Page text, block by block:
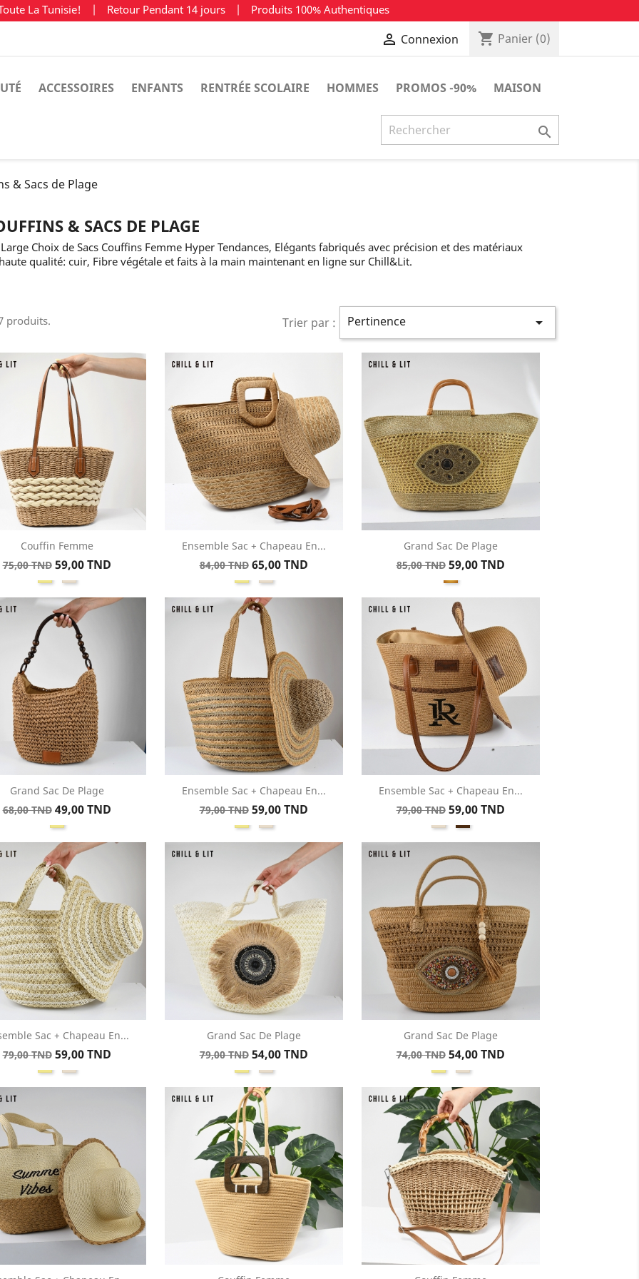
La Tunisie! | Retour Pendant 14 jours | Produits 100% Authentiques
 Connexion shopping_cart Panier (0)
ACCESSOIRES ENFANTS RENTRÉE SCOLAIRE HOMMES PROMOS -90% MAISON

& Sacs de Plage
& SACS DE PLAGE
Choix de Sacs Couffins Femme Hyper Tendances, Elégants fabriqués avec précision et des matériaux
qualité: cuir, Fibre végétale et faits à la main maintenant en ligne sur Chill&Lit.
produits. Trier par : Pertinence 
Couffin Femme
Prix
75,00 TND Prix
59,00 TND

Ensemble Sac + Chapeau En...
Prix
84,00 TND Prix
65,00 TND
 Aperçu rapide
Grand Sac De Plage
Prix
85,00 TND Prix
59,00 TND
 Aperçu rapide
Grand Sac De Plage
Prix
68,00 TND Prix
49,00 TND
 Aperçu rapide
Ensemble Sac + Chapeau En...
Prix
79,00 TND Prix
59,00 TND
 Aperçu rapide
Ensemble Sac + Chapeau En...
Prix
79,00 TND Prix
59,00 TND
 Aperçu rapide
Sac + Chapeau En...
Prix
79,00 TND Prix
59,00 TND
 Aperçu rapide
Grand Sac De Plage
Prix
79,00 TND Prix
54,00 TND
 Aperçu rapide
Grand Sac De Plage
Prix
74,00 TND Prix
54,00 TND
 Aperçu rapide